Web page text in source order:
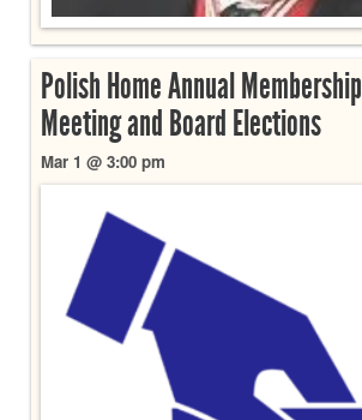
Polish Home Annual Membership
Meeting and Board Elections
Mar 1 @ 3:00 pm